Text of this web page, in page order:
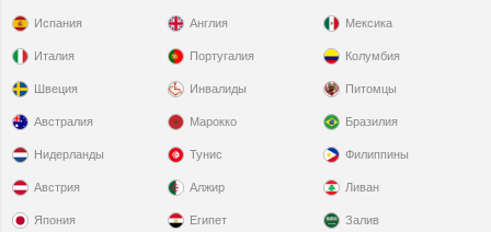
Испания
Италия
Швеция
Англия
Португалия
Инвалиды
Мексика
Колумбия
Питомцы
Австралия
Нидерланды
Австрия
Япония
Марокко
Тунис
Алжир
Египет
Бразилия
Филиппины
Ливан
Залив